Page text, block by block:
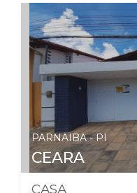
PARNAIBA - PI
CEARA
CASA